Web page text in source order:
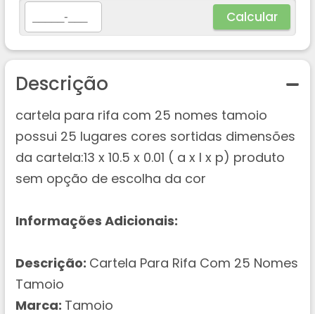
Calcular
Descrição
cartela para rifa com 25 nomes tamoio
possui 25 lugares cores sortidas dimensões
da cartela:13 x 10.5 x 0.01 ( a x l x p) produto
sem opção de escolha da cor
Informações Adicionais:
Descrição: Cartela Para Rifa Com 25 Nomes
Tamoio
Marca: Tamoio